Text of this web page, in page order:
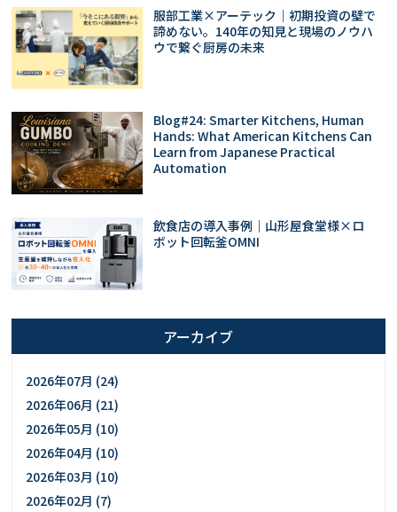
服部工業×アーテック｜初期投資の壁で
諦めない。140年の知見と現場のノウハ
ウで繋ぐ厨房の未来
Blog#24: Smarter Kitchens, Human
Hands: What American Kitchens Can
Learn from Japanese Practical
Automation
飲食店の導入事例｜山形屋食堂様×ロ
ボット回転釜OMNI
アーカイブ
2026年07月 (24)
2026年06月 (21)
2026年05月 (10)
2026年04月 (10)
2026年03月 (10)
2026年02月 (7)